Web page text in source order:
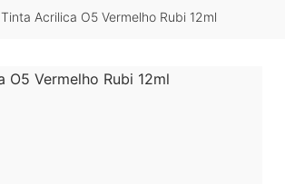
Tinta Acrilica O5 Vermelho Rubi 12ml